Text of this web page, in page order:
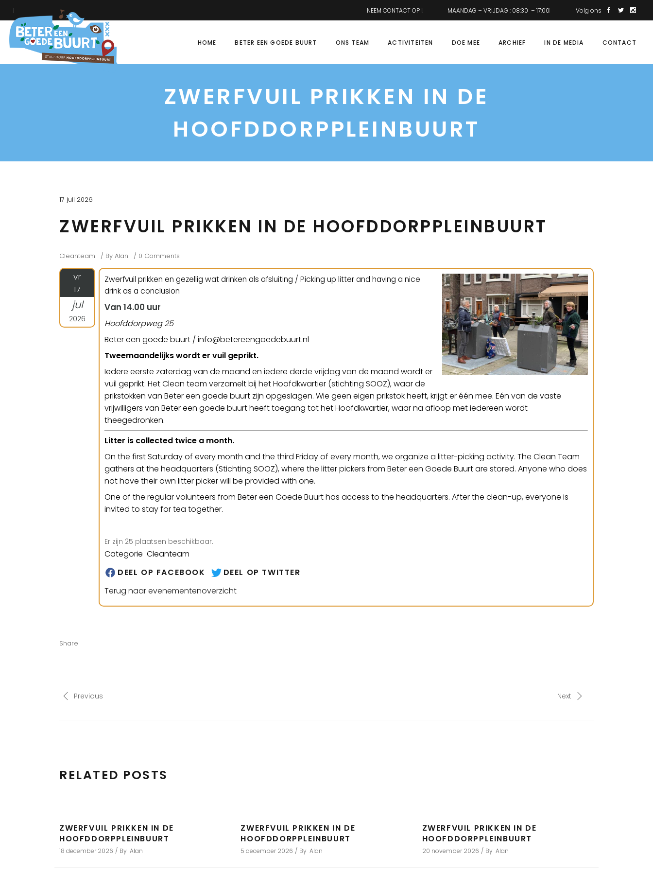
NEEM CONTACT OP ! MAANDAG – VRIJDAG : 08:30 – 17:00 Volg ons
HOME BETER EEN GOEDE BUURT ONS TEAM ACTIVITEITEN DOE MEE ARCHIEF IN DE MEDIA CONTACT
ZWERFVUIL PRIKKEN IN DE
HOOFDDORPPLEINBUURT
17 juli 2026
ZWERFVUIL PRIKKEN IN DE HOOFDDORPPLEINBUURT
Cleanteam By Alan 0 Comments
vr
17
jul
2026
Zwerfvuil prikken en gezellig wat drinken als afsluiting / Picking up litter and having a nice
drink as a conclusion
Van 14.00 uur
Hoofddorpweg 25
Beter een goede buurt / info@betereengoedebuurt.nl
Tweemaandelijks wordt er vuil geprikt.
Iedere eerste zaterdag van de maand en iedere derde vrijdag van de maand wordt er
vuil geprikt. Het Clean team verzamelt bij het Hoofdkwartier (stichting SOOZ), waar de
prikstokken van Beter een goede buurt zijn opgeslagen. Wie geen eigen prikstok heeft, krijgt er één mee. Eén van de vaste
vrijwilligers van Beter een goede buurt heeft toegang tot het Hoofdkwartier, waar na afloop met iedereen wordt
theegedronken.
Litter is collected twice a month.
On the first Saturday of every month and the third Friday of every month, we organize a litter-picking activity. The Clean Team
gathers at the headquarters (Stichting SOOZ), where the litter pickers from Beter een Goede Buurt are stored. Anyone who does
not have their own litter picker will be provided with one.
One of the regular volunteers from Beter een Goede Buurt has access to the headquarters. After the clean-up, everyone is
invited to stay for tea together.
Er zijn 25 plaatsen beschikbaar.
Categorie Cleanteam
DEEL OP FACEBOOK
DEEL OP TWITTER
Terug naar evenementenoverzicht
Share
Previous Next
RELATED POSTS
ZWERFVUIL PRIKKEN IN DE
HOOFDDORPPLEINBUURT
18 december 2026 By Alan
ZWERFVUIL PRIKKEN IN DE
HOOFDDORPPLEINBUURT
5 december 2026 By Alan
ZWERFVUIL PRIKKEN IN DE
HOOFDDORPPLEINBUURT
20 november 2026 By Alan